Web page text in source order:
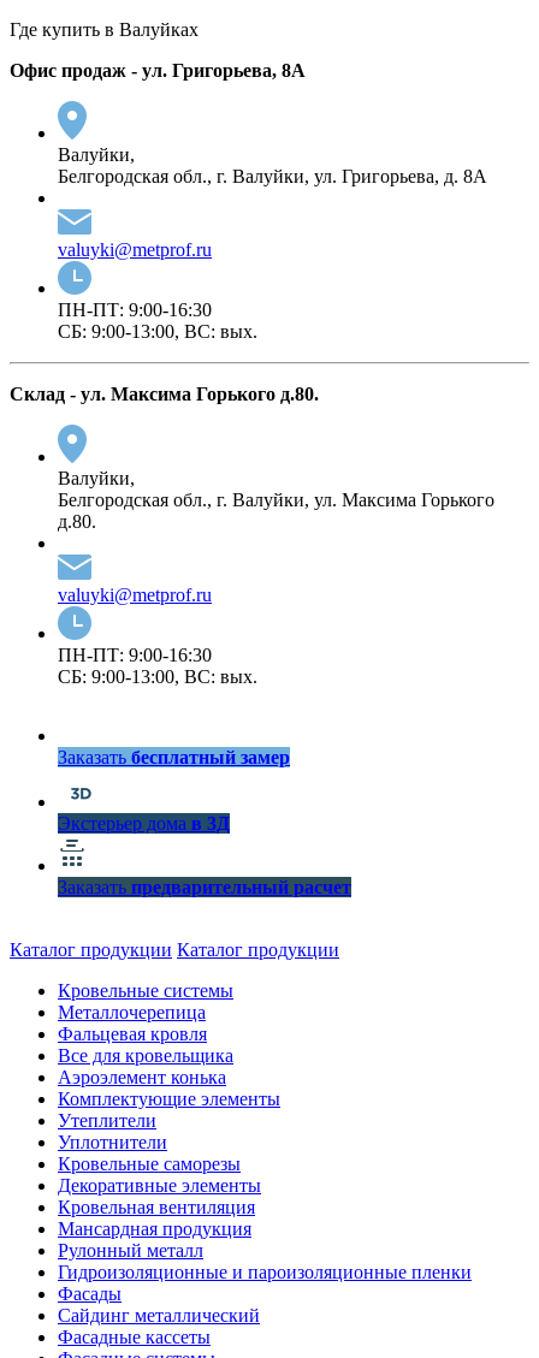
Где купить в Валуйках
Офис продаж - ул. Григорьева, 8А
Валуйки,
Белгородская обл., г. Валуйки, ул. Григорьева, д. 8А
valuyki@metprof.ru
ПН-ПТ: 9:00-16:30
СБ: 9:00-13:00, ВС: вых.
Cклад - ул. Максима Горького д.80.
Валуйки,
Белгородская обл., г. Валуйки, ул. Максима Горького
д.80.
valuyki@metprof.ru
ПН-ПТ: 9:00-16:30
СБ: 9:00-13:00, ВС: вых.
Заказать бесплатный замер
Экстерьер дома в 3Д
Заказать предварительный расчет
Каталог продукции Каталог продукции
Кровельные системы
Металлочерепица
Фальцевая кровля
Все для кровельщика
Аэроэлемент конька
Комплектующие элементы
Утеплители
Уплотнители
Кровельные саморезы
Декоративные элементы
Кровельная вентиляция
Мансардная продукция
Рулонный металл
Гидроизоляционные и пароизоляционные пленки
Фасады
Сайдинг металлический
Фасадные кассеты